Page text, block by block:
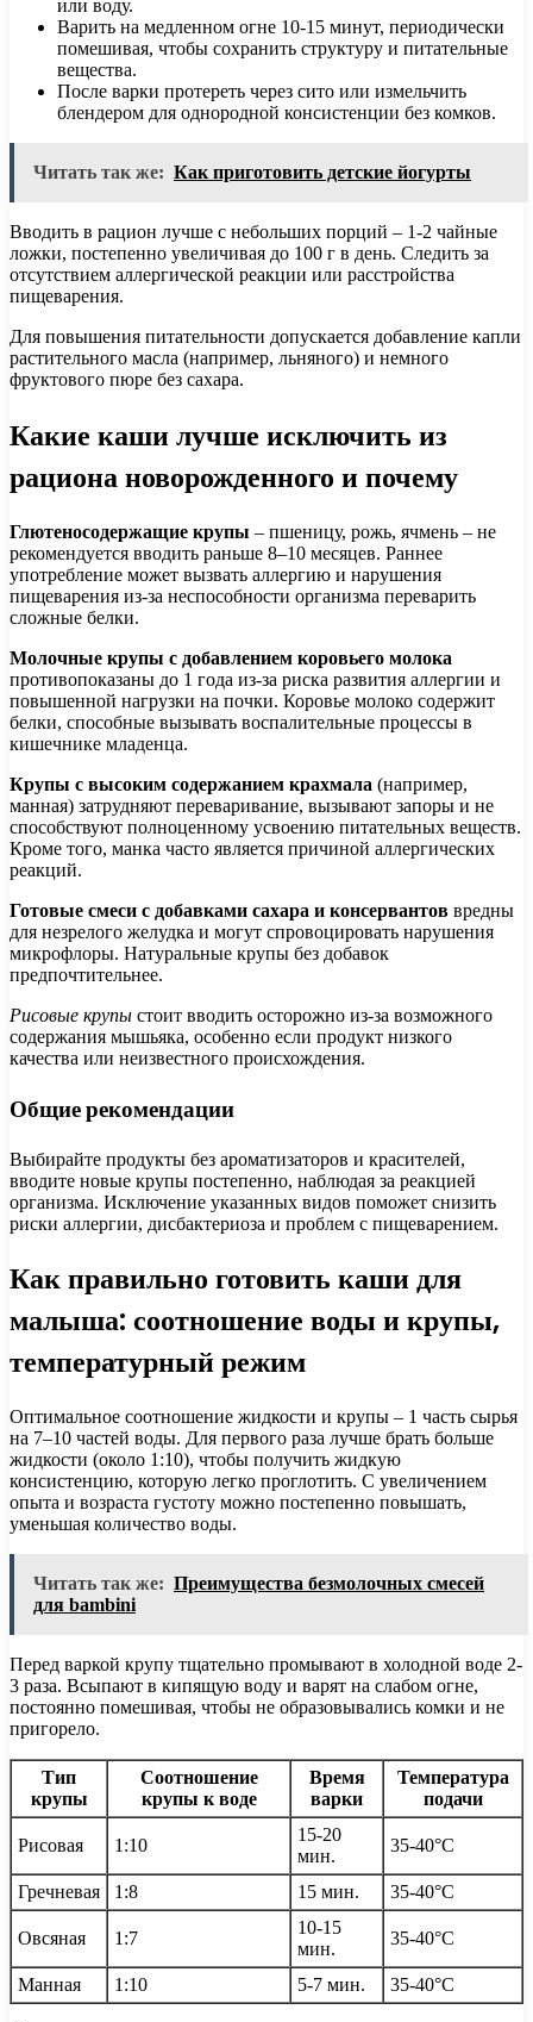
или воду.
Варить на медленном огне 10-15 минут, периодически
помешивая, чтобы сохранить структуру и питательные
вещества.
После варки протереть через сито или измельчить
блендером для однородной консистенции без комков.
Читать так же: Как приготовить детские йогурты
Вводить в рацион лучше с небольших порций – 1-2 чайные
ложки, постепенно увеличивая до 100 г в день. Следить за
отсутствием аллергической реакции или расстройства
пищеварения.
Для повышения питательности допускается добавление капли
растительного масла (например, льняного) и немного
фруктового пюре без сахара.
Какие каши лучше исключить из
рациона новорожденного и почему
Глютеносодержащие крупы – пшеницу, рожь, ячмень – не
рекомендуется вводить раньше 8–10 месяцев. Раннее
употребление может вызвать аллергию и нарушения
пищеварения из-за неспособности организма переварить
сложные белки.
Молочные крупы с добавлением коровьего молока
противопоказаны до 1 года из-за риска развития аллергии и
повышенной нагрузки на почки. Коровье молоко содержит
белки, способные вызывать воспалительные процессы в
кишечнике младенца.
Крупы с высоким содержанием крахмала (например,
манная) затрудняют переваривание, вызывают запоры и не
способствуют полноценному усвоению питательных веществ.
Кроме того, манка часто является причиной аллергических
реакций.
Готовые смеси с добавками сахара и консервантов вредны
для незрелого желудка и могут спровоцировать нарушения
микрофлоры. Натуральные крупы без добавок
предпочтительнее.
Рисовые крупы стоит вводить осторожно из-за возможного
содержания мышьяка, особенно если продукт низкого
качества или неизвестного происхождения.
Общие рекомендации
Выбирайте продукты без ароматизаторов и красителей,
вводите новые крупы постепенно, наблюдая за реакцией
организма. Исключение указанных видов поможет снизить
риски аллергии, дисбактериоза и проблем с пищеварением.
Как правильно готовить каши для
малыша: соотношение воды и крупы,
температурный режим
Оптимальное соотношение жидкости и крупы – 1 часть сырья
на 7–10 частей воды. Для первого раза лучше брать больше
жидкости (около 1:10), чтобы получить жидкую
консистенцию, которую легко проглотить. С увеличением
опыта и возраста густоту можно постепенно повышать,
уменьшая количество воды.
Читать так же: Преимущества безмолочных смесей
для bambini
Перед варкой крупу тщательно промывают в холодной воде 2-
3 раза. Всыпают в кипящую воду и варят на слабом огне,
постоянно помешивая, чтобы не образовывались комки и не
пригорело.
Тип
крупы
Соотношение
крупы к воде
Время
варки
Температура
подачи
Рисовая 1:10
15-20
мин.
35-40°C
Гречневая 1:8 15 мин. 35-40°C
Овсяная 1:7
10-15
мин.
35-40°C
Манная 1:10 5-7 мин. 35-40°C